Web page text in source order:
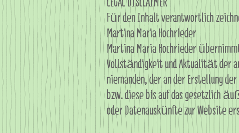
Für den Inhalt verantwortlich
Martina Maria Hochrieder
Martina Maria Hochrieder
Vollständigkeit und Aktualität der
niemanden, der an der Erstellung
bzw. diese bis auf das gesetzlich
oder Datenauskünfte zur Website